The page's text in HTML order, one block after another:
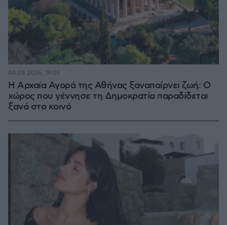
Η Αρχαία Αγορά της Αθήνας ξαναπαίρνει ζωή: Ο
χώρος που γέννησε τη Δημοκρατία παραδίδεται
ξανά στο κοινό
04.08.2026, 19:01